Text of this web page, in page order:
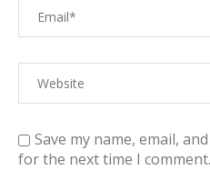
Save my name, email,
for the next time I comment.